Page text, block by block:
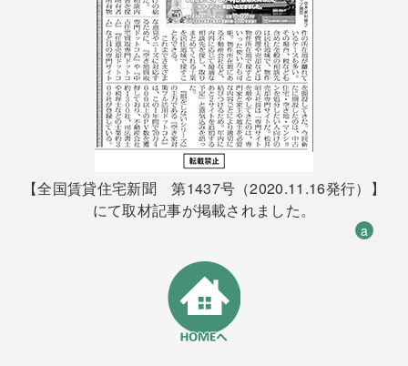
【全国賃貸住宅新聞 第1437号（2020.11.16発行）】
にて取材記事が掲載されました。
a